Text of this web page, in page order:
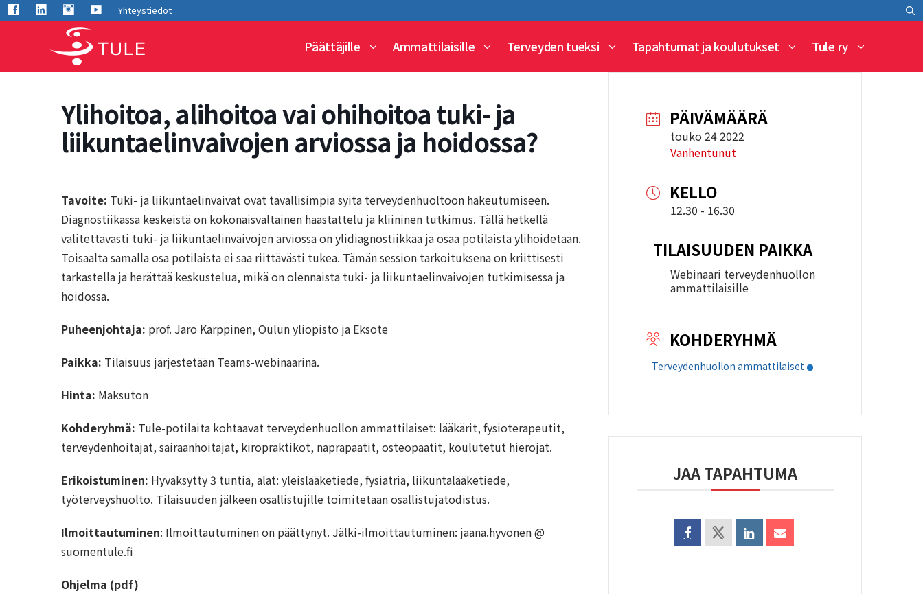
Siirry
sisältöön
FacebookLInkedInInstagramYoutubeYhteystiedot
Päättäjille Ammattilaisille Terveyden tueksi Tapahtumat ja koulutukset Tule ry
Ylihoitoa, alihoitoa vai ohihoitoa tuki- ja
liikuntaelinvaivojen arviossa ja hoidossa?
Tavoite: Tuki- ja liikuntaelinvaivat ovat tavallisimpia syitä terveydenhuoltoon hakeutumiseen.
Diagnostiikassa keskeistä on kokonaisvaltainen haastattelu ja kliininen tutkimus. Tällä hetkellä
valitettavasti tuki- ja liikuntaelinvaivojen arviossa on ylidiagnostiikkaa ja osaa potilaista ylihoidetaan.
Toisaalta samalla osa potilaista ei saa riittävästi tukea. Tämän session tarkoituksena on kriittisesti
tarkastella ja herättää keskustelua, mikä on olennaista tuki- ja liikuntaelinvaivojen tutkimisessa ja
hoidossa.
Puheenjohtaja: prof. Jaro Karppinen, Oulun yliopisto ja Eksote
Paikka: Tilaisuus järjestetään Teams-webinaarina.
Hinta: Maksuton
Kohderyhmä: Tule-potilaita kohtaavat terveydenhuollon ammattilaiset: lääkärit, fysioterapeutit,
terveydenhoitajat, sairaanhoitajat, kiropraktikot, naprapaatit, osteopaatit, koulutetut hierojat.
Erikoistuminen: Hyväksytty 3 tuntia, alat: yleislääketiede, fysiatria, liikuntalääketiede,
työterveyshuolto. Tilaisuuden jälkeen osallistujille toimitetaan osallistujatodistus.
Ilmoittautuminen: Ilmoittautuminen on päättynyt. Jälki-ilmoittautuminen: jaana.hyvonen @
suomentule.fi
Ohjelma (pdf)
PÄIVÄMÄÄRÄ
touko 24 2022
Vanhentunut
KELLO
12.30 - 16.30
TILAISUUDEN PAIKKA
Webinaari terveydenhuollon
ammattilaisille
KOHDERYHMÄ
Terveydenhuollon ammattilaiset
JAA TAPAHTUMA